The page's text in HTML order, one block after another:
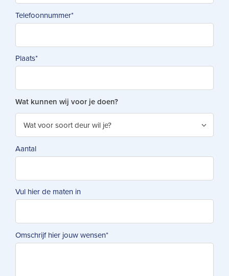
Telefoonnummer*
Plaats*
Wat kunnen wij voor je doen?
Aantal
Vul hier de maten in
Omschrijf hier jouw wensen*